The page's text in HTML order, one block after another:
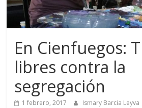
En Cienfuegos:
libres contra la
segregación
1 febrero, 2017 Ismary Barcia Leyva